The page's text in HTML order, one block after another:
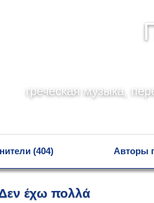
греческая музыка,
(404) Авторы
έχω πολλά